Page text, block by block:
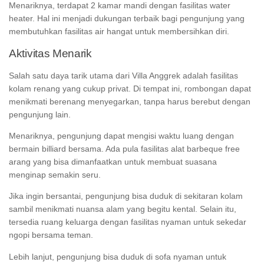
Menariknya, terdapat 2 kamar mandi dengan fasilitas water
heater. Hal ini menjadi dukungan terbaik bagi pengunjung yang
membutuhkan fasilitas air hangat untuk membersihkan diri.
Aktivitas Menarik
Salah satu daya tarik utama dari Villa Anggrek adalah fasilitas
kolam renang yang cukup privat. Di tempat ini, rombongan dapat
menikmati berenang menyegarkan, tanpa harus berebut dengan
pengunjung lain.
Menariknya, pengunjung dapat mengisi waktu luang dengan
bermain billiard bersama. Ada pula fasilitas alat barbeque free
arang yang bisa dimanfaatkan untuk membuat suasana
menginap semakin seru.
Jika ingin bersantai, pengunjung bisa duduk di sekitaran kolam
sambil menikmati nuansa alam yang begitu kental. Selain itu,
tersedia ruang keluarga dengan fasilitas nyaman untuk sekedar
ngopi bersama teman.
Lebih lanjut, pengunjung bisa duduk di sofa nyaman untuk